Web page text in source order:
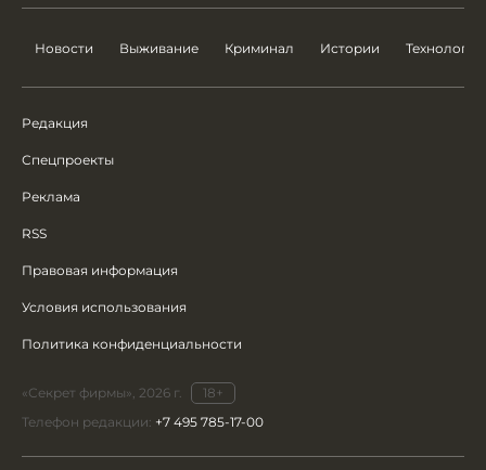
Новости Выживание Криминал Истории Технологии
Редакция
Спецпроекты
Реклама
RSS
Правовая информация
Условия использования
Политика конфиденциальности
«Секрет фирмы», 2026 г.
18+
Телефон редакции: +7 495 785-17-00